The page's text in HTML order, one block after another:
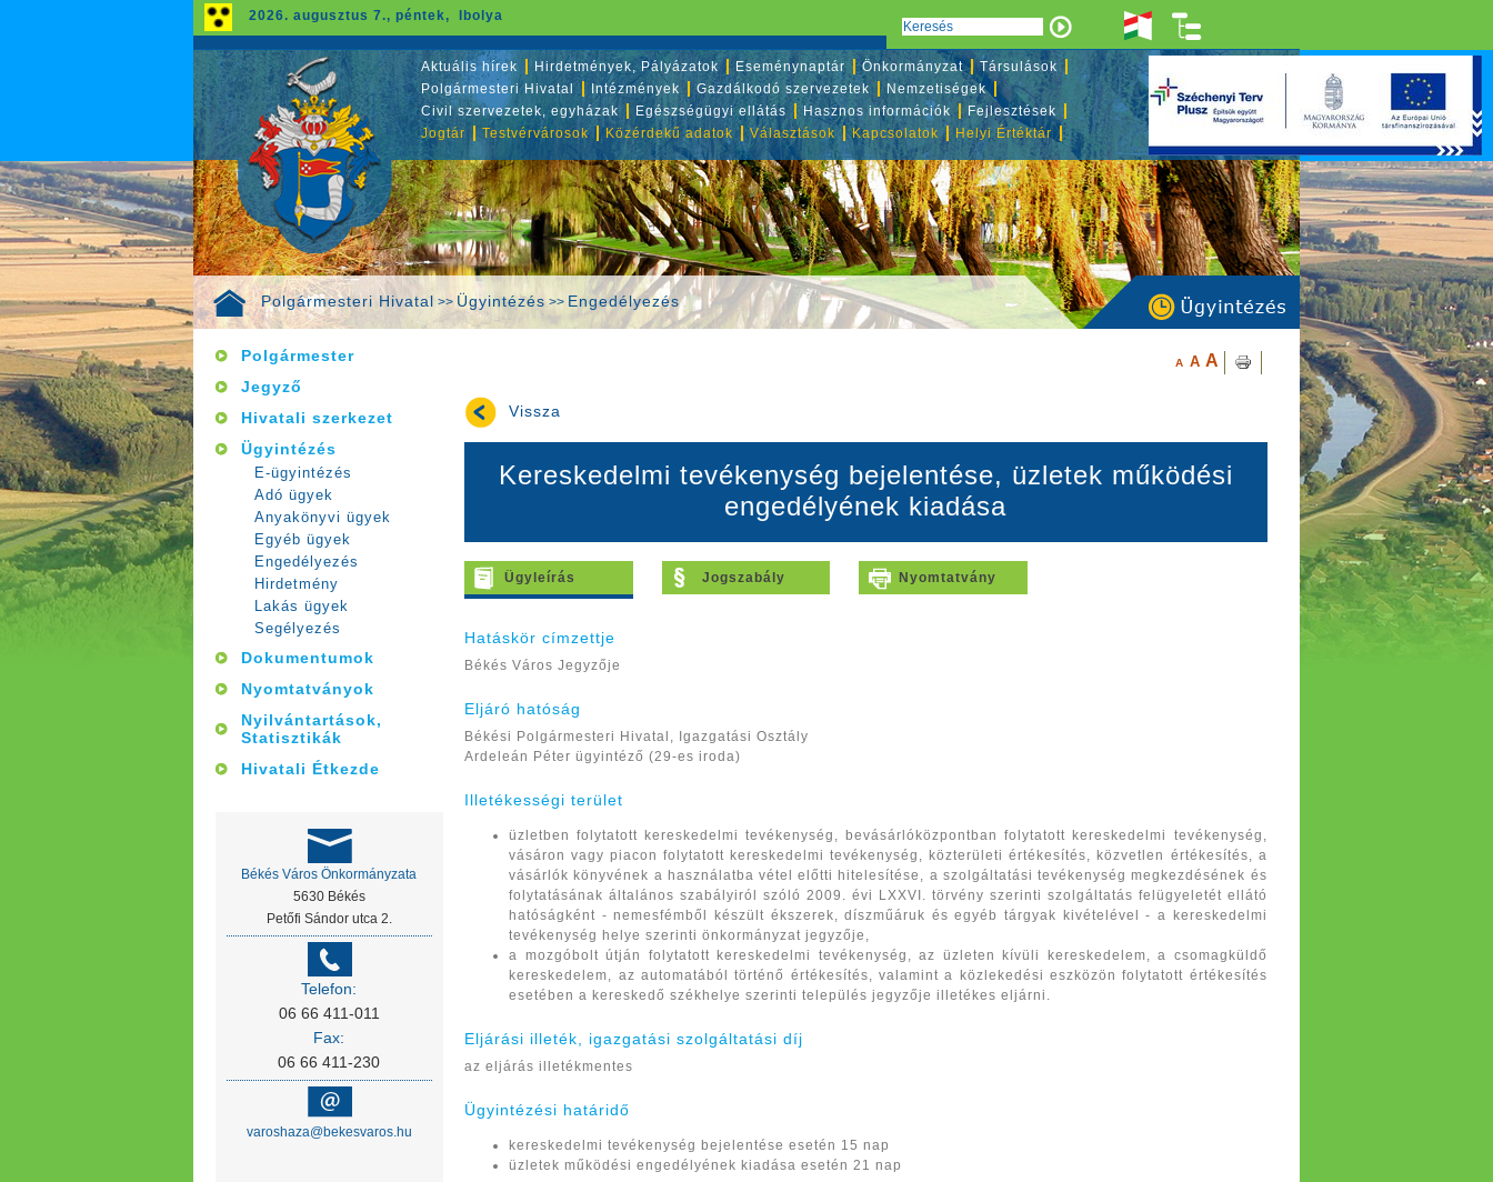
Polgármesteri Hivatal >> Ügyintézés >> Engedélyezés
2026. augusztus 7., péntek, Ibolya
Aktuális hírek Hirdetmények, Pályázatok Eseménynaptár Önkormányzat
Társulások
Polgármesteri Hivatal
Intézmények Gazdálkodó szervezetek
Nemzetiségek
Civil szervezetek, egyházak
Egészségügyi ellátás Hasznos információk
Fejlesztések
Jogtár
Testvérvárosok Közérdekű adatok Választások Kapcsolatok Helyi Értéktár
Polgármester
Jegyző
Hivatali szerkezet
Ügyintézés
E-ügyintézés
Adó ügyek
Anyakönyvi ügyek
Egyéb ügyek
Engedélyezés
Hirdetmény
Lakás ügyek
Segélyezés
Dokumentumok
Nyomtatványok
Nyilvántartások,
Statisztikák
Hivatali Étkezde
Békés Város Önkormányzata
5630 Békés
Petőfi Sándor utca 2.
Telefon:
06 66 411-011
Fax:
06 66 411-230
varoshaza@bekesvaros.hu
A A A
Vissza
Kereskedelmi tevékenység bejelentése, üzletek működési
engedélyének kiadása
Ügyleírás Jogszabály Nyomtatvány
Hatáskör címzettje
Békés Város Jegyzője
Eljáró hatóság
Békési Polgármesteri Hivatal, Igazgatási Osztály
Ardeleán Péter ügyintéző (29-es iroda)
Illetékességi terület
üzletben folytatott kereskedelmi tevékenység, bevásárlóközpontban folytatott kereskedelmi tevékenység,
vásáron vagy piacon folytatott kereskedelmi tevékenység, közterületi értékesítés, közvetlen értékesítés, a
vásárlók könyvének a használatba vétel előtti hitelesítése, a szolgáltatási tevékenység megkezdésének és
folytatásának általános szabályiról szóló 2009. évi LXXVI. törvény szerinti szolgáltatás felügyeletét ellátó
hatóságként - nemesfémből készült ékszerek, díszműáruk és egyéb tárgyak kivételével - a kereskedelmi
tevékenység helye szerinti önkormányzat jegyzője,
a mozgóbolt útján folytatott kereskedelmi tevékenység, az üzleten kívüli kereskedelem, a csomagküldő
kereskedelem, az automatából történő értékesítés, valamint a közlekedési eszközön folytatott értékesítés
esetében a kereskedő székhelye szerinti település jegyzője illetékes eljárni.
Eljárási illeték, igazgatási szolgáltatási díj
az eljárás illetékmentes
Ügyintézési határidő
kereskedelmi tevékenység bejelentése esetén 15 nap
üzletek működési engedélyének kiadása esetén 21 nap